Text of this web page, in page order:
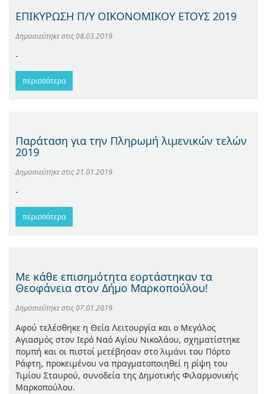
ΕΠΙΚΥΡΩΣΗ Π/Υ ΟΙΚΟΝΟΜΙΚΟΥ ΕΤΟΥΣ 2019
Δημοσιεύτηκε στις08.03.2019
-
περισσότερα
Παράταση για την Πληρωμή λιμενικών τελών
2019
Δημοσιεύτηκε στις21.01.2019
-
περισσότερα
Με κάθε επισημότητα εορτάστηκαν τα
Θεοφάνεια στον Δήμο Μαρκοπούλου!
Δημοσιεύτηκε στις07.01.2019
Αφού τελέσθηκε η Θεία Λειτουργία και ο Μεγάλος
Αγιασμός στον Ιερό Ναό Αγίου Νικολάου, σχηματίστηκε
πομπή και οι πιστοί μετέβησαν στο λιμάνι του Πόρτο
Ράφτη, προκειμένου να πραγματοποιηθεί η ρίψη του
Τιμίου Σταυρού, συνοδεία της Δημοτικής Φιλαρμονικής
Μαρκοπούλου.